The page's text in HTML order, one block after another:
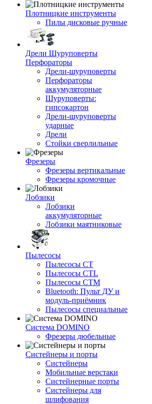
Плотницкие инструменты
Пилы дисковые ручные
Дрели Шуруповерты
Перфораторы
Дрели-шуруповерты
Перфораторы
аккумуляторные
Шуруповерты:
гипсокартон
Дрели-шуруповерты
ударные
Дрели
Стойки сверлильные
Фрезеры
Фрезеры вертикальные
Фрезеры кромочные
Лобзики
Лобзики
аккумуляторные
Лобзики маятниковые
Пылесосы
Пылесосы CT
Пылесосы CTL
Пылесосы CTM
Bluetooth: Пульт ДУ и
модуль-приёмник
Пылесосы специальные
Система DOMINO
Фрезеры дюбельные
Систейнеры и порты
Систейнеры
Мобильные верстаки
Систейнерные порты
Систейнеры для
шлифования